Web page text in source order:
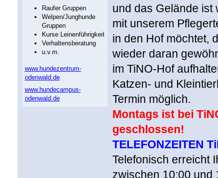
Raufer Gruppen
Welpen/Junghunde
Gruppen
Kurse Leinenführigkeit
Verhaltensberatung
u.v.m.
www.hundezentrum-
odenwald.de
www.hundecampus-
odenwald.de
und das Gelände ist
mit unserem
in den Hof möchtet,
wieder daran
im TiNO-Hof
Katzen- und
Termin möglich.
Montags ist bei
geschlossen!
TELEFONZEITEN
Telefonisch erreicht
zwischen 10:00 und